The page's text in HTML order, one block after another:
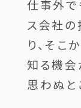
仕事外で
ス会社
り、そこ
知る機会
思わぬと